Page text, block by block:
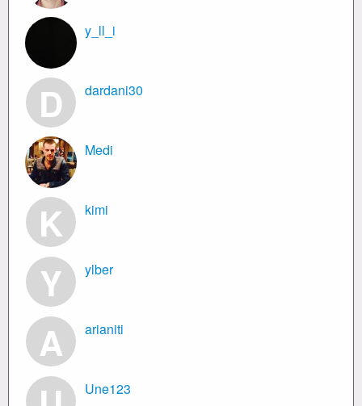
y_ll_i
D dardani30
Medi
K kimi
Y ylber
A arianiti
Une123